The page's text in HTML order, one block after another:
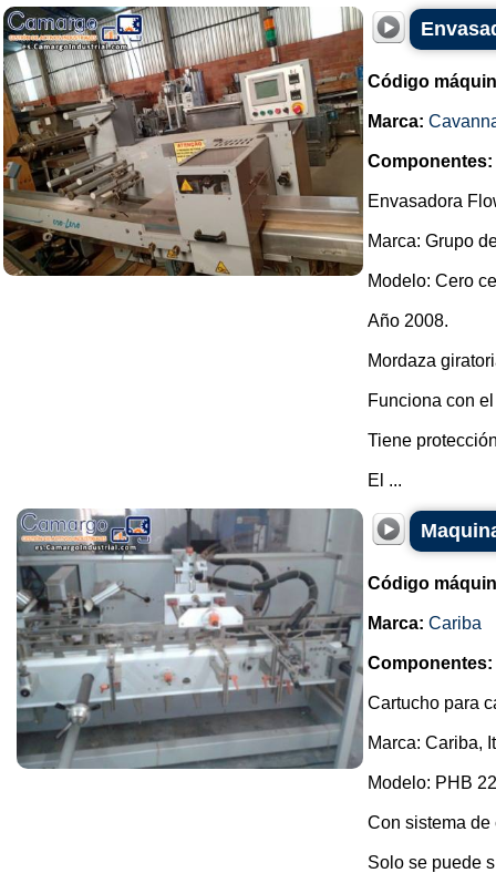
Código
Marca:
Componentes:
Envasadora
Marca: Grupo
Modelo: Cero
Año 2008.
Mordaza
Funciona con
Tiene
El ...
Código
Marca: Cariba
Componentes:
Cartucho para
Marca: Cariba,
Modelo: PHB
Con sistema
Solo se puede